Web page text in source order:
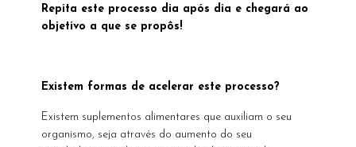
Repita este processo dia após dia e chegará ao
objetivo a que se propôs!
Existem formas de acelerar este processo?
Existem suplementos alimentares que auxiliam o seu
organismo, seja através do aumento do seu